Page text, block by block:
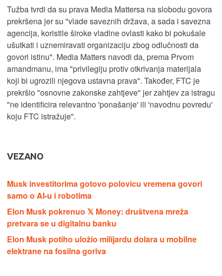
Tužba tvrdi da su prava Media Mattersa na slobodu govora
prekršena jer su "vlade saveznih država, a sada i savezna
agencija, koristile široke vladine ovlasti kako bi pokušale
ušutkati i uznemiravati organizaciju zbog odlučnosti da
govori istinu". Media Matters navodi da, prema Prvom
amandmanu, ima "privilegiju protiv otkrivanja materijala
koji bi ugrozili njegova ustavna prava". Također, FTC je
prekršio "osnovne zakonske zahtjeve" jer zahtjev za istragu
"ne identificira relevantno 'ponašanje' ili 'navodnu povredu'
koju FTC istražuje".
VEZANO
Musk investitorima gotovo polovicu vremena govori
samo o AI-u i robotima
Elon Musk pokrenuo 𝕏 Money: društvena mreža
pretvara se u digitalnu banku
Elon Musk potiho uložio milijardu dolara u mobilne
elektrane na fosilna goriva